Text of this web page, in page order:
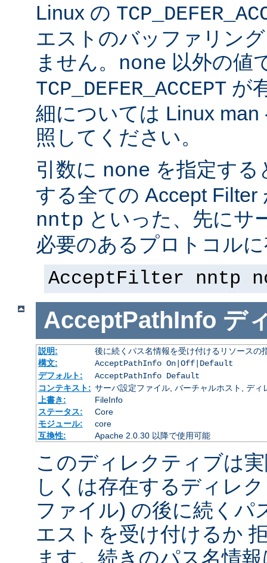
Linux の
エストのバッファリン
ません。 none 以外の値
TCP_DEFER_ACCEPT が
細については Linux
照してください。
引数に none を指定す
する全ての Accept Filter
nntp といった、先にサ
必要のあるプロトコル
AcceptFilter nntp
AcceptPathInfo デ
説明:
後に続くパス名情報を受け付けるリソースの
構文:
AcceptPathInfo On|Off|Default
デフォルト:
AcceptPathInfo Default
コンテキスト: サーバ設定ファイル, バーチャルホスト, ディ
上書き:
FileInfo
ステータス:
Core
モジュール:
core
互換性:
Apache 2.0.30 以降で使用可能
このディレクティブは
しくは存在するディレ
ファイル) の後に続くパ
エストを受け付けるか
ます。続きのパス名情